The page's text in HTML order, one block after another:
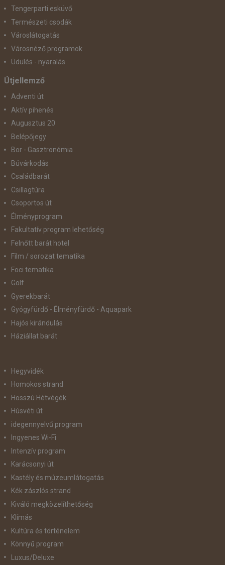
Tengerparti esküvő
Természeti csodák
Városlátogatás
Városnéző programok
Üdülés - nyaralás
Útjellemző
Adventi út
Aktív pihenés
Augusztus 20
Belépőjegy
Bor - Gasztronómia
Búvárkodás
Családbarát
Csillagtúra
Csoportos út
Élményprogram
Fakultatív program lehetőség
Felnőtt barát hotel
Film / sorozat tematika
Foci tematika
Golf
Gyerekbarát
Gyógyfürdő - Élményfürdő - Aquapark
Hajós kirándulás
Háziállat barát
Hegyvidék
Homokos strand
Hosszú Hétvégék
Húsvéti út
idegennyelvű program
Ingyenes Wi-Fi
Intenzív program
Karácsonyi út
Kastély és múzeumlátogatás
Kék zászlós strand
Kiváló megközelíthetőség
Klímás
Kultúra és történelem
Könnyű program
Luxus/Deluxe